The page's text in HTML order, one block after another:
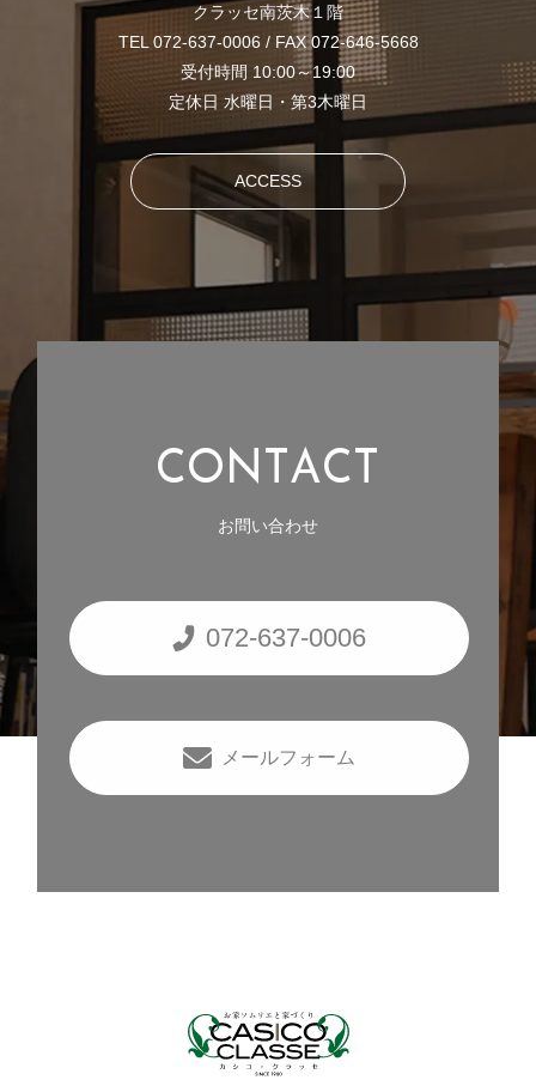
クラッセ南茨木１階
TEL 072-637-0006 / FAX 072-646-5668
受付時間 10:00～19:00
定休日 水曜日・第3木曜日
ACCESS
CON T AC T
お問い合わせ
072-637-0006
メールフォーム